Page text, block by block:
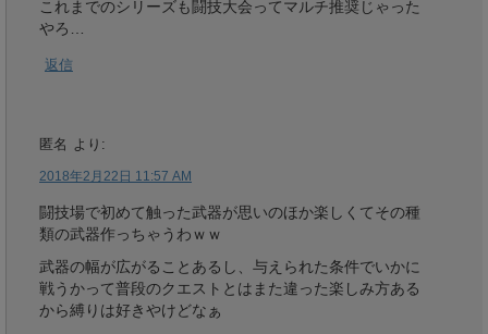
これまでのシリーズも闘技大会ってマルチ推奨じゃった
やろ…
返信
匿名 より:
2018年2月22日 11:57 AM
闘技場で初めて触った武器が思いのほか楽しくてその種
類の武器作っちゃうわｗｗ
武器の幅が広がることあるし、与えられた条件でいかに
戦うかって普段のクエストとはまた違った楽しみ方ある
から縛りは好きやけどなぁ